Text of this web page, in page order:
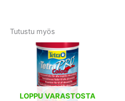
Tutustu myös
LOPPU VARASTOSTA